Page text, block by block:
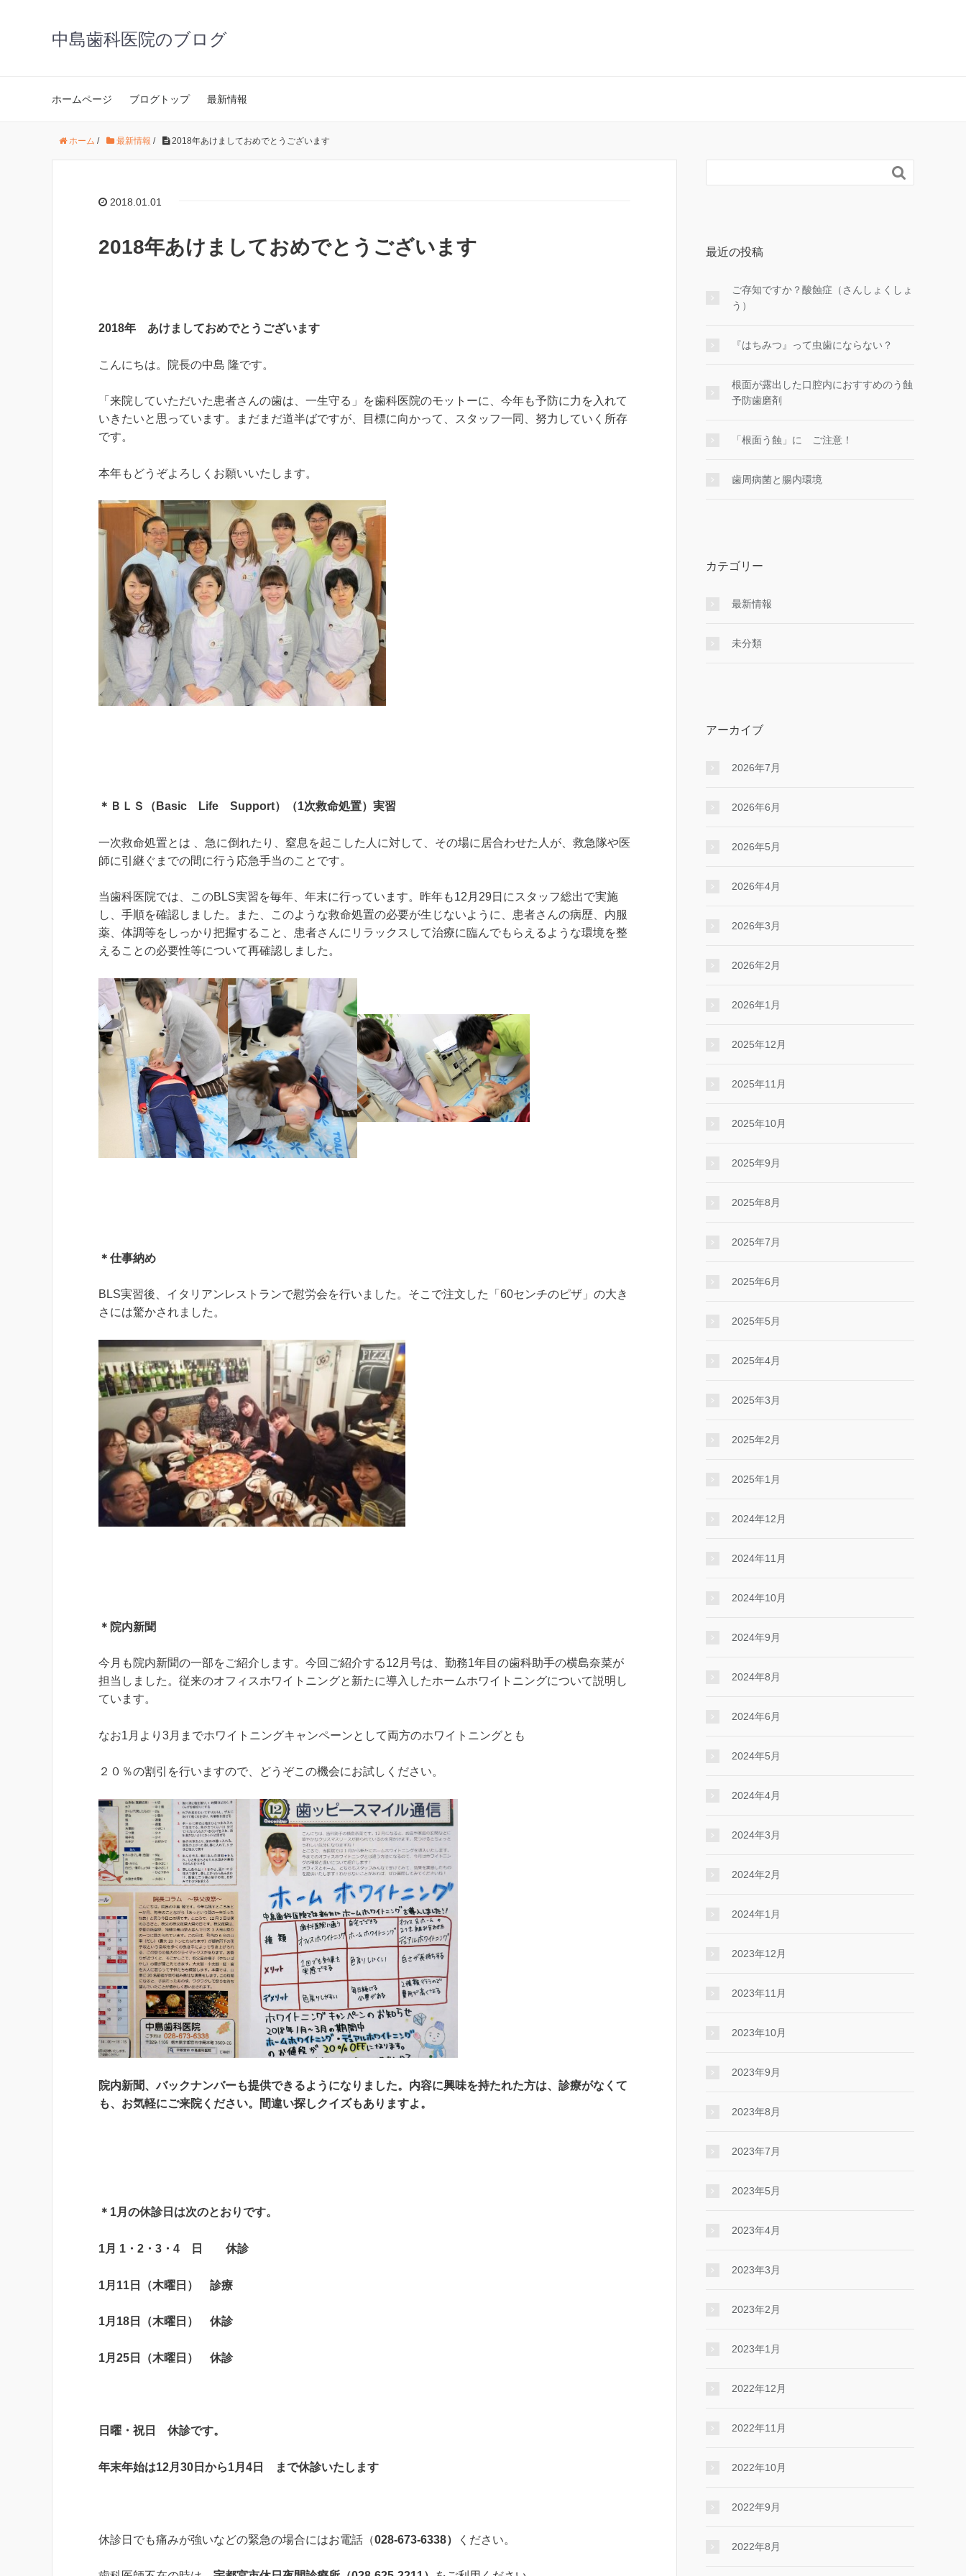
中島歯科医院のブログ
ホームページ ブログトップ 最新情報
ホーム / 最新情報 / 2018年あけましておめでとうございます
2018.01.01
2018年あけましておめでとうございます
2018年 あけましておめでとうございます
こんにちは。院長の中島 隆です。
「来院していただいた患者さんの歯は、一生守る」を歯科医院のモットーに、今年も予防に力を入れて
いきたいと思っています。まだまだ道半ばですが、目標に向かって、スタッフ一同、努力していく所存
です。
本年もどうぞよろしくお願いいたします。
＊ＢＬＳ（ Basic Life Support）（1次救命処置）実習
一次救命処置とは 、急に倒れたり、窒息を起こした人に対して、その場に居合わせた人が、救急隊や医
師に引継ぐまでの間に行う応急手当のことです。
当歯科医院では、このBLS実習を毎年、年末に行っています。昨年も12月29日にスタッフ総出で実施
し、手順を確認しました。また、このような救命処置の必要が生じないように、患者さんの病歴、内服
薬、体調等をしっかり把握すること、患者さんにリラックスして治療に臨んでもらえるような環境を整
えることの必要性等について再確認しました。
＊仕事納め
BLS実習後、イタリアンレストランで慰労会を行いました。そこで注文した「60センチのピザ」の大き
さには驚かされました。
＊院内新聞
今月も院内新聞の一部をご紹介します。今回ご紹介する12月号は、勤務1年目の歯科助手の横島奈菜が
担当しました。従来のオフィスホワイトニングと新たに導入したホームホワイトニングについて説明し
ています。
なお1月より3月までホワイトニングキャンペーンとして両方のホワイトニングとも
２０％の割引を行いますので、どうぞこの機会にお試しください。
院内新聞、バックナンバーも提供できるようになりました。内容に興味を持たれた方は、診療がなくて
も、お気軽にご来院ください。間違い探しクイズもありますよ。
＊ 1月の休診日は次のとおりです。
1月 1 ・ 2 ・ 3 ・ 4 日 休診
1月 11 日（木曜日） 診療
1月 18 日（木曜日） 休診
1月 25 日（木曜日） 休診
日曜・祝日 休診です。
年末年始は12月 30 日から1月 4 日 まで休診いたします
休診日でも痛みが強いなどの緊急の場合にはお電話（028-673-6338） ください。

最近の投稿
ご存知ですか？酸蝕症（さんしょくしょ
う）
『はちみつ』って虫歯にならない？
根面が露出した口腔内におすすめのう蝕
予防歯磨剤
「根面う蝕」に ご注意！
歯周病菌と腸内環境
カテゴリー
最新情報
未分類
アーカイブ
2026年7月
2026年6月
2026年5月
2026年4月
2026年3月
2026年2月
2026年1月
2025年12月
2025年11月
2025年10月
2025年9月
2025年8月
2025年7月
2025年6月
2025年5月
2025年4月
2025年3月
2025年2月
2025年1月
2024年12月
2024年11月
2024年10月
2024年9月
2024年8月
2024年6月
2024年5月
2024年4月
2024年3月
2024年2月
2024年1月
2023年12月
2023年11月
2023年10月
2023年9月
2023年8月
2023年7月
2023年5月
2023年4月
2023年3月
2023年2月
2023年1月
2022年12月
2022年11月
2022年10月
2022年9月
2022年8月